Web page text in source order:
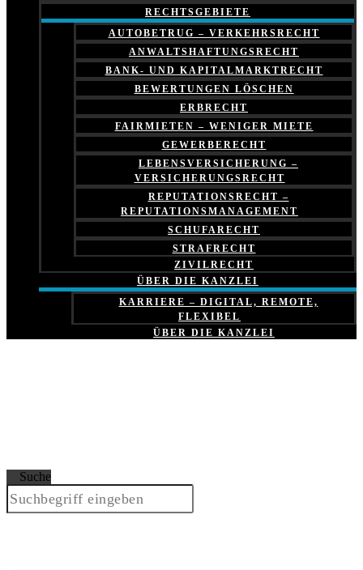
RECHTSGEBIETE
AUTOBETRUG – VERKEHRSRECHT
ANWALTSHAFTUNGSRECHT
BANK- UND KAPITALMARKTRECHT
BEWERTUNGEN LÖSCHEN
ERBRECHT
FAIRMIETEN – WENIGER MIETE
GEWERBERECHT
LEBENSVERSICHERUNG –
VERSICHERUNGSRECHT
REPUTATIONSRECHT –
REPUTATIONSMANAGEMENT
SCHUFARECHT
STRAFRECHT
ZIVILRECHT
ÜBER DIE KANZLEI
KARRIERE – DIGITAL, REMOTE,
FLEXIBEL
ÜBER DIE KANZLEI
Suche